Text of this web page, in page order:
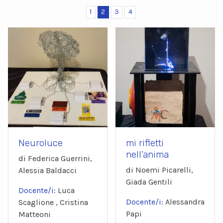
1 2 3 4
Neuroluce
di Federica Guerrini,
Alessia Baldacci
Docente/i: Luca
Scaglione , Cristina
Matteoni
mi rifletti
nell’anima
di Noemi Picarelli,
Giada Gentili
Docente/i: Alessandra
Papi